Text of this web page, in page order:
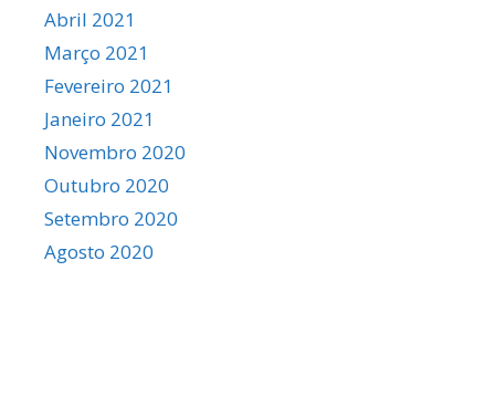
Abril 2021
Março 2021
Fevereiro 2021
Janeiro 2021
Novembro 2020
Outubro 2020
Setembro 2020
Agosto 2020